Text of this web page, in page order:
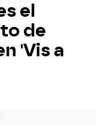
el
de
'Vis a